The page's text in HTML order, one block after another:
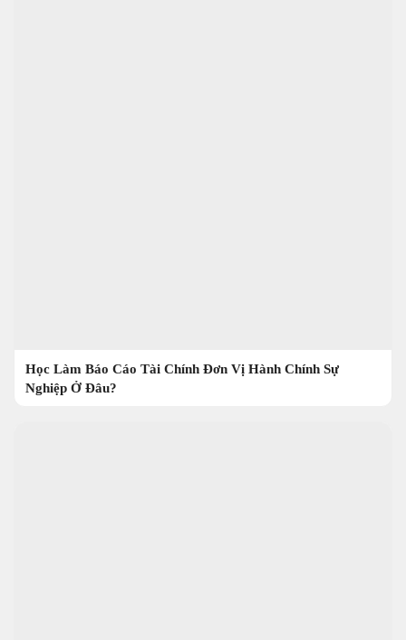
Học Làm Báo Cáo Tài Chính Đơn Vị Hành Chính Sự
Nghiệp Ở Đâu?